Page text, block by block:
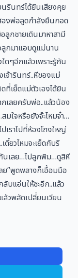
รินทร์ได้ยินเสียงคุย
องพ่อลูดกำลังยืนกอด
กชายเดินมาหาสามี
กมาแอบดูแม่นาน
ใดๆอีกแล้วเพราะรู้กัน
จ้ารินทร์..หีของแม่
ที่เย็ดแม่ตัวเองได้ยิน
เลยครับพ่อ..แล้วน้อง
มใจหรือยังจ๊ะไหมจ๋า…
เราไปที่ห้องโถงใหญ่
ยวไหมจะเย็ดกับริ
เลย…ไปลูกพิม…ดูสิหี
ย”พูดพลางก็เอื้อมมือ
บแอ่นให้ซะอีก..แล้ว
วพลัดเปลี่ยนเวียน